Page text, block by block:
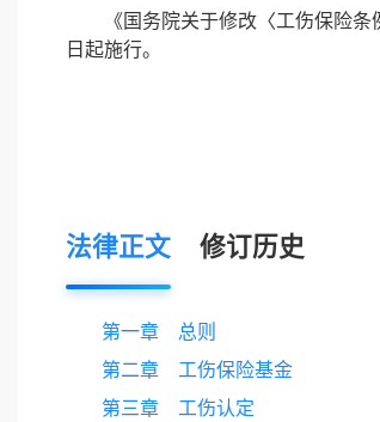
《国务院关于修改〈工伤保险
日起施行。
法律正文 修订历史
第一章 总则
第二章 工伤保险基金
第三章 工伤认定